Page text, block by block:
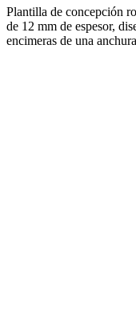
Plantilla de concepción
de 12 mm de espesor,
encimeras de una